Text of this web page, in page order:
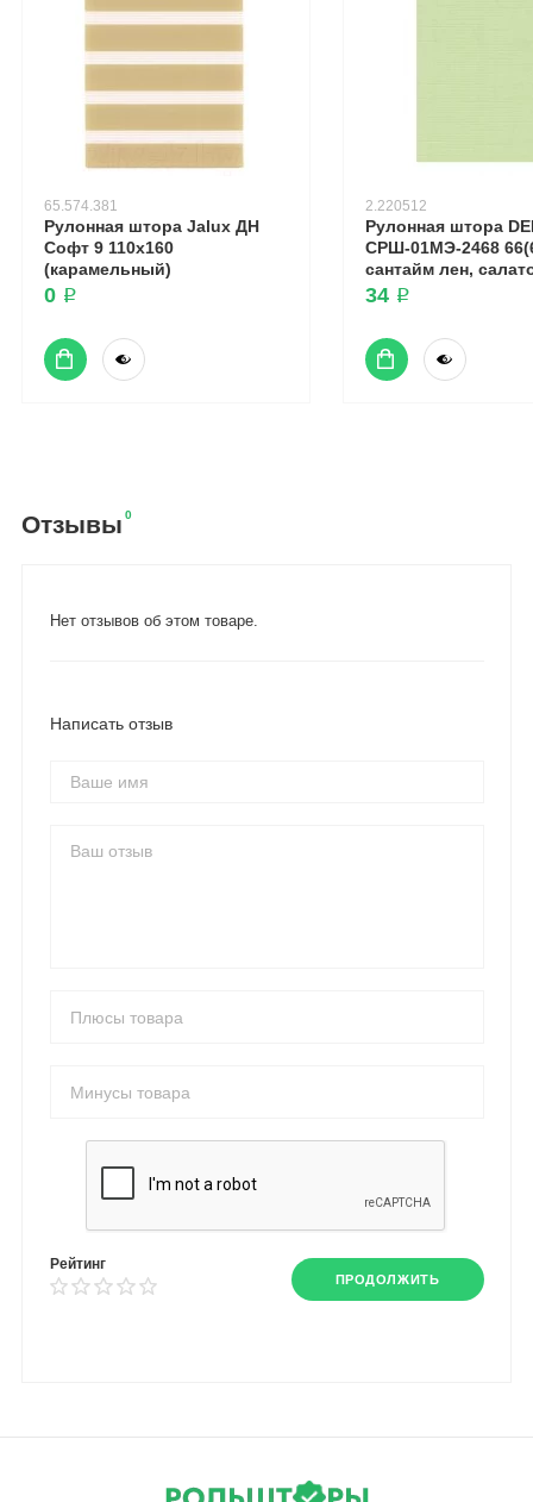
65.574.381
Рулонная штора Jalux ДН
Софт 9 110x160
(карамельный)
0 ₽
2.220512
Рулонная штора
СРШ-01МЭ-2468
сантайм лен,
34 ₽
Отзывы 0
Нет отзывов об этом товаре.
Написать отзыв
Рейтинг
ПРОДОЛЖИТЬ